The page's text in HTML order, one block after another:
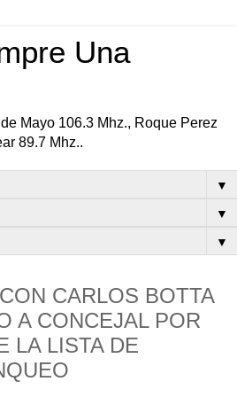
Una
Mayo 106.3 Mhz., Roque Perez
89.7 Mhz..
▼
▼
▼
CARLOS BOTTA
A CONCEJAL POR
LA LISTA DE